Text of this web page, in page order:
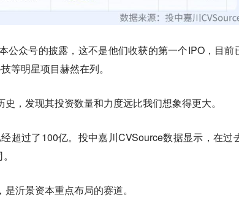
公众号的披露，这不是他们收获的第一个IPO，目前
等明星项目赫然在列。
，发现其投资数量和力度远比我们想象得更大。
超过了100亿。投中嘉川CVSource数据显示，在过
沂景资本重点布局的赛道。